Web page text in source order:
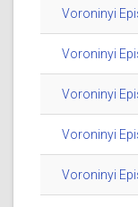
Voroninyi
Voroninyi
Voroninyi
Voroninyi
Voroninyi